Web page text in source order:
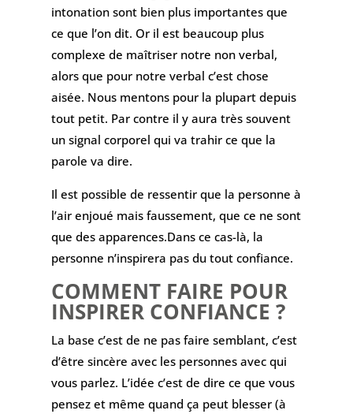
intonation sont bien plus importantes que
ce que l’on dit. Or il est beaucoup plus
complexe de maîtriser notre non verbal,
alors que pour notre verbal c’est chose
aisée. Nous mentons pour la plupart depuis
tout petit. Par contre il y aura très souvent
un signal corporel qui va trahir ce que la
parole va dire.
Il est possible de ressentir que la personne à
l’air enjoué mais faussement, que ce ne sont
que des apparences.Dans ce cas-là, la
personne n’inspirera pas du tout confiance.
COMMENT FAIRE POUR
INSPIRER CONFIANCE ?
La base c’est de ne pas faire semblant, c’est
d’être sincère avec les personnes avec qui
vous parlez. L’idée c’est de dire ce que vous
pensez et même quand ça peut blesser (à